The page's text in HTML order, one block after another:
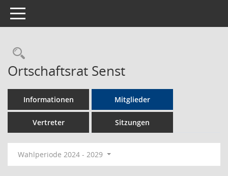
Toggle navigation
Rechercheauswahl
Ortschaftsrat Senst
Informationen Mitglieder
Vertreter Sitzungen
Wahlperiode 2024 - 2029